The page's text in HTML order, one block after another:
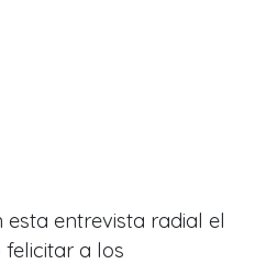
esta entrevista radial el
felicitar a los